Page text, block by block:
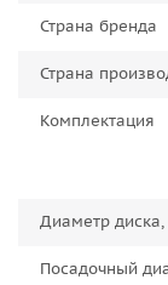
Страна бренда
Страна
Комплектация
Диаметр
Посадочный